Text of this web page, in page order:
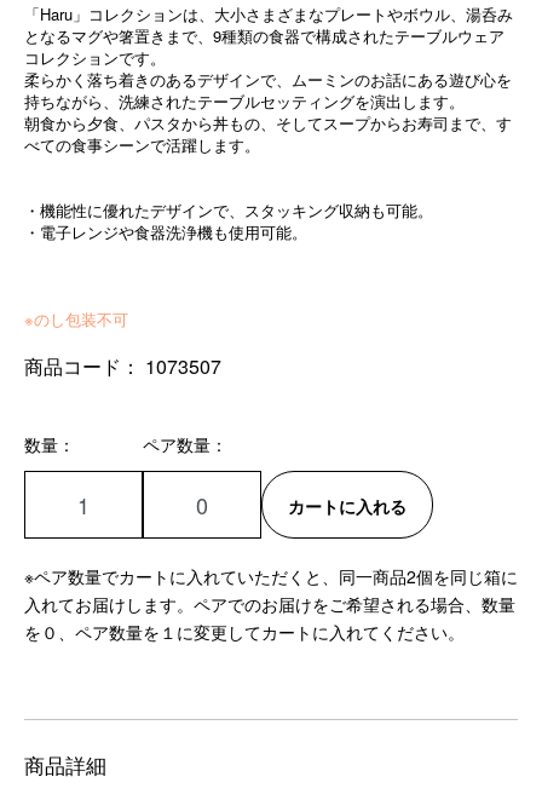
「Haru」コレクションは、大小さまざまなプレートやボウル、湯呑み
となるマグや箸置きまで、9種類の食器で構成されたテーブルウェア
コレクションです。
柔らかく落ち着きのあるデザインで、ムーミンのお話にある遊び心を
持ちながら、洗練されたテーブルセッティングを演出します。
朝食から夕食、パスタから丼もの、そしてスープからお寿司まで、す
べての食事シーンで活躍します。
・機能性に優れたデザインで、スタッキング収納も可能。
・電子レンジや食器洗浄機も使用可能。
※のし包装不可
商品コード： 1073507
数量： ペア数量：
カートに入れる
※ペア数量でカートに入れていただくと、同一商品2個を同じ箱に
入れてお届けします。ペアでのお届けをご希望される場合、数量
を０、ペア数量を１に変更してカートに入れてください。
商品詳細